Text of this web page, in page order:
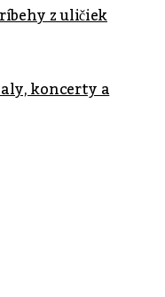
z uličiek
koncerty a